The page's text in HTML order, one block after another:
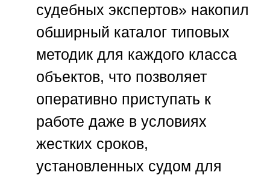
судебных экспертов» накопил
обширный каталог типовых
методик для каждого класса
объектов, что позволяет
оперативно приступать к
работе даже в условиях
жестких сроков,
установленных судом для